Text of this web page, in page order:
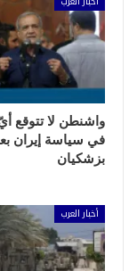
واشنطن لا تتوقع أيّ
في سياسة إيران
بزشكيان
أخبار العرب